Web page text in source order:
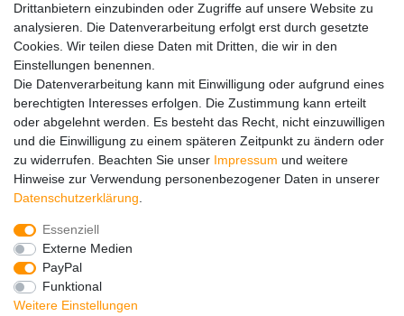
Drittanbietern einzubinden oder Zugriffe auf unsere Website zu
analysieren. Die Datenverarbeitung erfolgt erst durch gesetzte
Cookies. Wir teilen diese Daten mit Dritten, die wir in den
Einstellungen benennen.
Die Datenverarbeitung kann mit Einwilligung oder aufgrund eines
berechtigten Interesses erfolgen. Die Zustimmung kann erteilt
oder abgelehnt werden. Es besteht das Recht, nicht einzuwilligen
und die Einwilligung zu einem späteren Zeitpunkt zu ändern oder
zu widerrufen. Beachten Sie unser Impressum und weitere
Hinweise zur Verwendung personenbezogener Daten in unserer
Daten­schutz­erklärung
Essenziell
Externe Medien
PayPal
Funktional
Weitere Einstellungen
Hinweise zur Batterieentsorgung
Im Zusammenhang mit dem Vertrieb von Batterien oder mit
der Lieferung von Geräten, die Batterien enthalten, sind wir
verpflichtet, Sie auf folgendes hinzuweisen:
Sie sind zur Rückgabe gebrauchter Batterien als Endnutzer
gesetzlich verpflichtet. Sie können Altbatterien, die wir als
Neubatterien im Sortiment führen oder geführt haben,
unentgeltlich an unserem Versandlager (Versandadresse)
zurückgeben. Die auf den Batterien abgebildeten Symbole
haben folgende Bedeutung:
Das Symbol der durchgekreuzten Mülltonne bedeutet, dass
die Batterie nicht in den Hausmüll gegeben werden darf.
Pb = Batterie enthält mehr als 0,004 Masseprozent Blei
Cd = Batterie enthält mehr als 0,002 Masseprozent
Cadmium
Hg = Batterie enthält mehr als 0,0005 Masseprozent